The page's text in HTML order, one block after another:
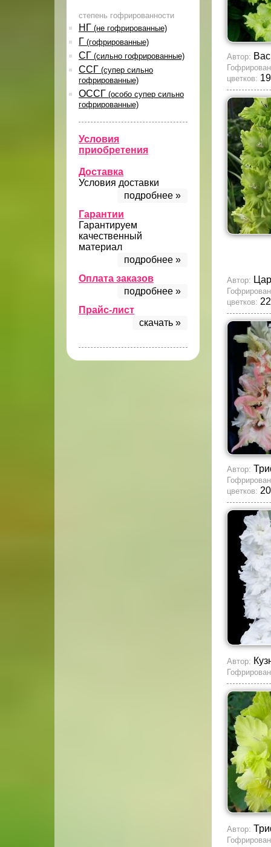
степень гофрированности
НГ (не гофрированные)
Г (гофрированные)
СГ (сильно гофрированные)
ССГ (супер сильно
гофрированные)
ОССГ (особо супер сильно
гофрированные)
Условия
приобретения
Доставка
Условия доставки
подробнее »
Гарантии
Гарантируем
качественный
материал
подробнее »
Оплата заказов
подробнее »
Прайс-лист
скачать »
Автор:
цветков:
Автор:
цветков:
Автор:
цветков:
Автор:
Автор: